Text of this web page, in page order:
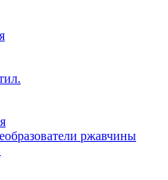
ржавчины